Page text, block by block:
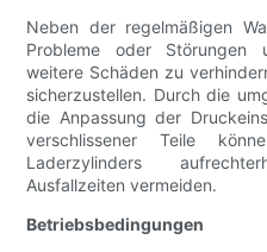
Neben der regelmäßigen
Probleme oder Störungen
weitere Schäden zu
sicherzustellen. Durch die
die Anpassung der
verschlissener Teile
Laderzylinders
Ausfallzeiten vermeiden.
Betriebsbedingungen